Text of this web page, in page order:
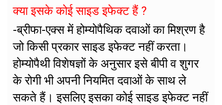
क्या इसके कोई साइड इफेक्ट हैं ?
-ब्रीफा-एक्स में होम्योपैथिक दवाओं का मिश्रण है
जो किसी प्रकार साइड इफेक्ट नहीं करता।
होम्योपैथी विशेषज्ञों के अनुसार इसे बीपी व शुगर
के रोगी भी अपनी नियमित दवाओं के साथ ले
सकते हैं। इसलिए इसका कोई साइड इफेक्ट नहीं